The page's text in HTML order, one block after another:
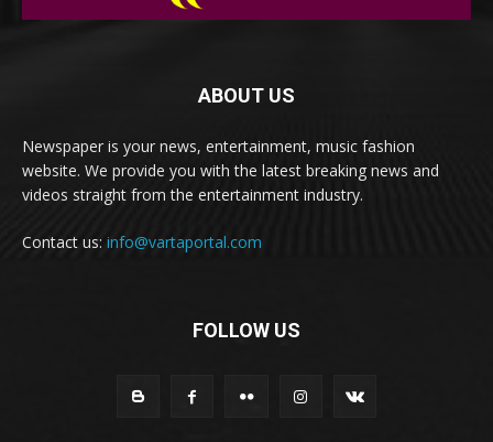
ABOUT US
Newspaper is your news, entertainment, music fashion
website. We provide you with the latest breaking news and
videos straight from the entertainment industry.
Contact us: info@vartaportal.com
FOLLOW US